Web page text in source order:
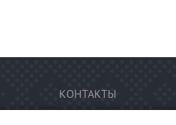
КОНТАКТЫ